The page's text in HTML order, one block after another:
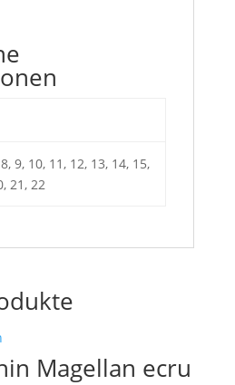
9, 10, 11, 12, 13, 14, 15,
21, 22
Magellan ecru